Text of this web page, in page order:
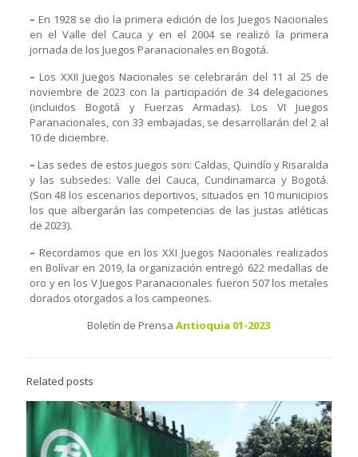
– En 1928 se dio la primera edición de los Juegos Nacionales
en el Valle del Cauca y en el 2004 se realizó la primera
jornada de los Juegos Paranacionales en Bogotá.
– Los XXII Juegos Nacionales se celebrarán del 11 al 25 de
noviembre de 2023 con la participación de 34 delegaciones
(incluidos Bogotá y Fuerzas Armadas). Los VI Juegos
Paranacionales, con 33 embajadas, se desarrollarán del 2 al
10 de diciembre.
– Las sedes de estos juegos son: Caldas, Quindío y Risaralda
y las subsedes: Valle del Cauca, Cundinamarca y Bogotá.
(Son 48 los escenarios deportivos, situados en 10 municipios
los que albergarán las competencias de las justas atléticas
de 2023).
– Recordamos que en los XXI Juegos Nacionales realizados
en Bolívar en 2019, la organización entregó 622 medallas de
oro y en los V Juegos Paranacionales fueron 507 los metales
dorados otorgados a los campeones.
Boletín de PrensaAntioquia 01-2023
Related posts